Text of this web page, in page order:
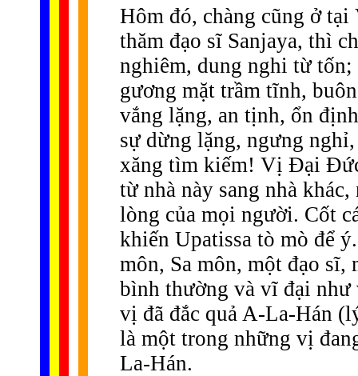
Hôm đó, chàng cũng ở
thăm đạo sĩ Sanjaya, thì
nghiêm, dung nghi từ
gương mặt trầm tĩnh,
vắng lặng, an tịnh, ổn
sự dừng lặng, ngưng
xăng tìm kiếm! Vị Ðại
từ nhà này sang nhà
lòng của mọi người. Cốt
khiến Upatissa tò mò để
môn, Sa môn, một đạo
bình thường và vĩ đại như
vị đã đắc quả A-La-Hán
là một trong những vị
La-Hán.